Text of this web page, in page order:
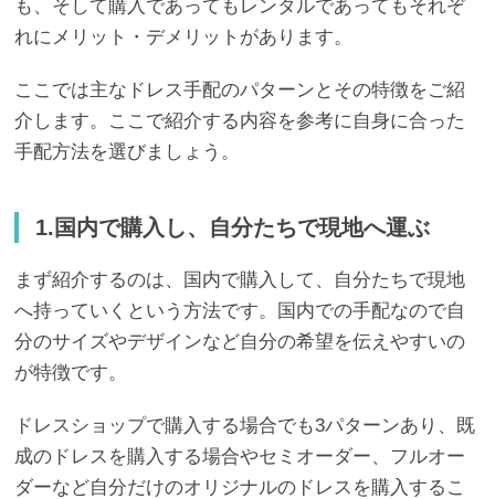
も、そして購入であってもレンタルであってもそれぞ
れにメリット・デメリットがあります。
ここでは主なドレス手配のパターンとその特徴をご紹
介します。ここで紹介する内容を参考に自身に合った
手配方法を選びましょう。
1.国内で購入し、自分たちで現地へ運ぶ
まず紹介するのは、国内で購入して、自分たちで現地
へ持っていくという方法です。国内での手配なので自
分のサイズやデザインなど自分の希望を伝えやすいの
が特徴です。
ドレスショップで購入する場合でも3パターンあり、既
成のドレスを購入する場合やセミオーダー、フルオー
ダーなど自分だけのオリジナルのドレスを購入するこ